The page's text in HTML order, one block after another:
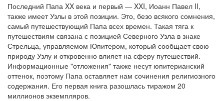
Последний Папа XX века и первый — XXI, Иоанн Павел II,
также имеет Узлы в этой позиции. Это, безо всякого сомнения,
самый путешествующий Папа всех времен. Такая тяга к
путешествиям связана с позицией Северного Узла в знаке
Стрельца, управляемом Юпитером, который сообщает свою
природу Узлу и откровенно влияет на сферу путешествий.
Информационные "отложения" также несут юпитерианский
оттенок, поэтому Папа оставляет нам сочинения религиозного
содержания. Его первая книга разошлась тиражом 20
миллионов экземпляров.